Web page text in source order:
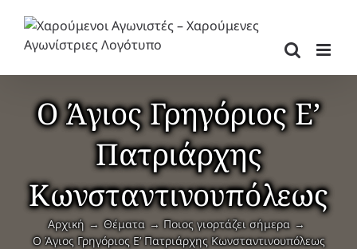
περιεχόμενο
Ο Άγιος Γρηγόριος Ε’
Πατριάρχης
Κωνσταντινουπόλεως
Αρχική Θέματα
Ποιος γιορτάζει σήμερα
Ο Άγιος Γρηγόριος Ε’ Πατριάρχης Κωνσταντινουπόλεως